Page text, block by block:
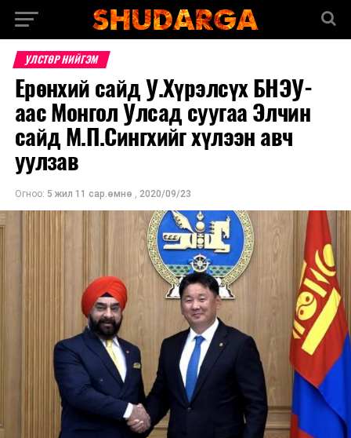
УЛСТӨР НИЙГЭМ
Ерөнхий сайд У.Хүрэлсүх БНЭУ-
аас Монгол Улсад суугаа Элчин
сайд М.П.Сингхийг хүлээн авч
уулзав
Огноо: 5 жил 11 сар.өмнө , 2020/09/23